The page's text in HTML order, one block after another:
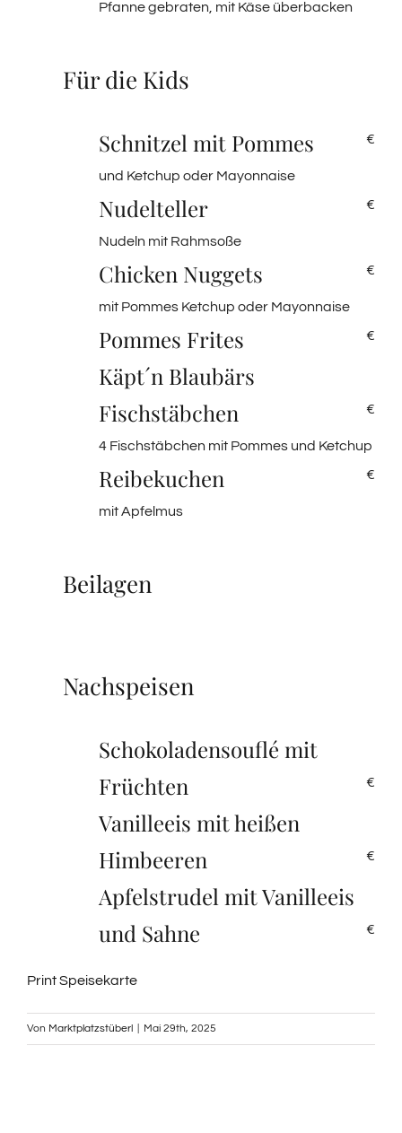
Pfanne gebraten, mit Käse überbacken
Für die Kids
Schnitzel mit Pommes €
und Ketchup oder Mayonnaise
Nudelteller €
Nudeln mit Rahmsoße
Chicken Nuggets €
mit Pommes Ketchup oder Mayonnaise
Pommes Frites €
Käpt´n Blaubärs
Fischstäbchen
€
4 Fischstäbchen mit Pommes und Ketchup
Reibekuchen €
mit Apfelmus
Beilagen
Nachspeisen
Schokoladensouflé mit
Früchten
€
Vanilleeis mit heißen
Himbeeren
€
Apfelstrudel mit Vanilleeis
und Sahne
€
Print Speisekarte
Von Marktplatzstüberl Mai 29th, 2025